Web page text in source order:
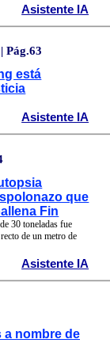
Asistente IA
Pág.63
está
Asistente IA
que
Fin
30 toneladas fue
de un metro de
Asistente IA
a nombre de